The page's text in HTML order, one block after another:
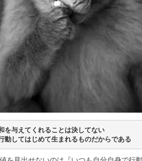
を与えてくれることは決してない
動してはじめて生まれるものだからである